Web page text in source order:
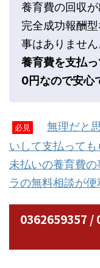
養育費の回収
完全成功報酬
事はありません
養育費を支払
0円なので安心
必見
無理だと
いして支払っても
未払いの養育費
ラの無料相談が便
0362659357 /